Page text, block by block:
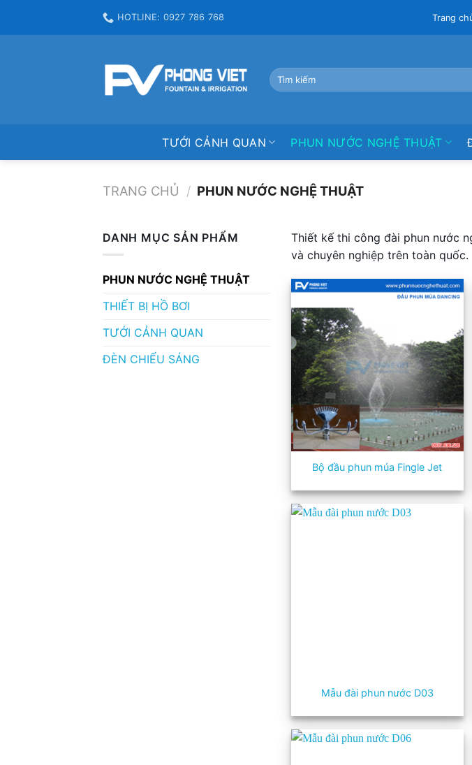
HOTLINE: 0927 786 768 Trang
Tìm
kiếm:
TƯỚI CẢNH QUAN PHUN NƯỚC NGHỆ THUẬT
TRANG CHỦ / PHUN NƯỚC NGHỆ THUẬT
DANH MỤC SẢN PHẨM
PHUN NƯỚC NGHỆ THUẬT
THIẾT BỊ HỒ BƠI
TƯỚI CẢNH QUAN
ĐÈN CHIẾU SÁNG
Thiết kế thi công đài phun nước
và chuyên nghiệp trên toàn quốc.
Bộ đầu phun múa Fingle Jet
Mẫu đài phun nước D03